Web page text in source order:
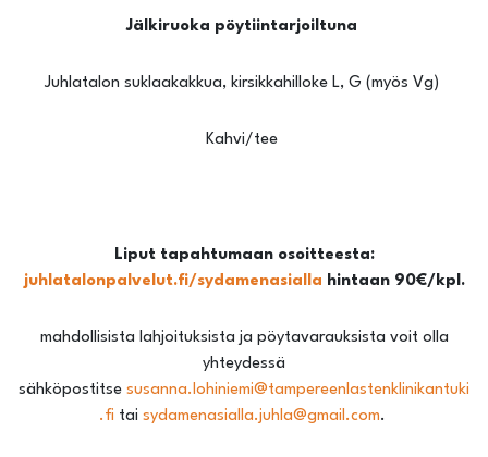
Jälkiruoka pöytiintarjoiltuna
Juhlatalon suklaakakkua, kirsikkahilloke L, G (myös Vg)
Kahvi/tee
Liput tapahtumaan osoitteesta:
juhlatalonpalvelut.fi/sydamenasialla hintaan 90€/kpl.
mahdollisista lahjoituksista ja pöytavarauksista voit olla
yhteydessä
sähköpostitse susanna.lohiniemi@tampereenlastenklinikantuki
.fi tai sydamenasialla.juhla@gmail.com.